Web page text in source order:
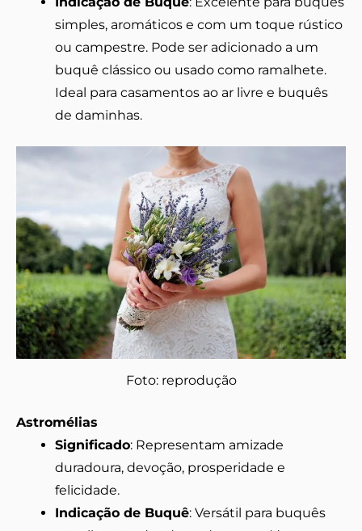
simples, aromáticos e com um toque rústico
ou campestre. Pode ser adicionado a um
buquê clássico ou usado como ramalhete.
Ideal para casamentos ao ar livre e buquês
de daminhas.
Foto: reprodução
Astromélias
Significado: Representam amizade
duradoura, devoção, prosperidade e
felicidade.
Indicação de Buquê: Versátil para buquês